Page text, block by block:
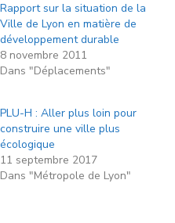
Rapport sur la situation de la
Ville de Lyon en matière de
développement durable
8 novembre 2011
Dans "Déplacements"
PLU-H : Aller plus loin pour
construire une ville plus
écologique
11 septembre 2017
Dans "Métropole de Lyon"